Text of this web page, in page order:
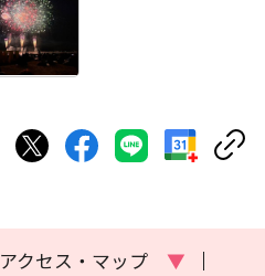
アクセス・マップ
▼